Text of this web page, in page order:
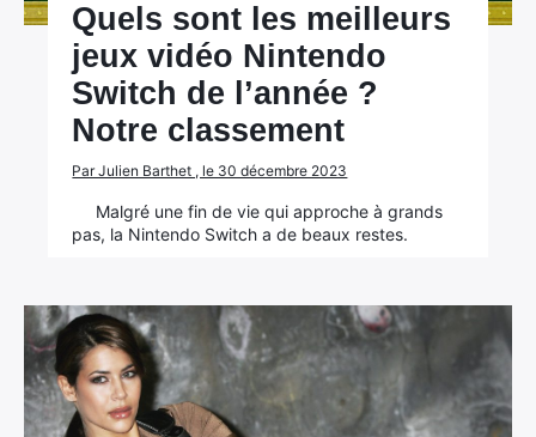
Quels sont les meilleurs
jeux vidéo Nintendo
Switch de l’année ?
Notre classement
Par Julien Barthet , le 30 décembre 2023
Malgré une fin de vie qui approche à grands
pas, la Nintendo Switch a de beaux restes.